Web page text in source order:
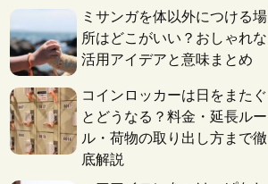
ミサンガを体以外につける場
所はどこがいい？おしゃれな
活用アイデアと意味まとめ
コインロッカーは日をまたぐ
とどうなる？料金・延長ルー
ル・荷物の取り出し方まで徹
底解説